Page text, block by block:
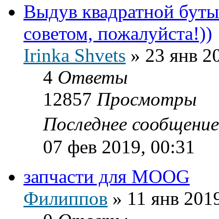
Выдув квадратной
советом, пожалуйста!))
Irinka Shvets » 23 янв
4 Ответы
12857 Просмотры
Последнее
07 фев 2019, 00:31
запчасти для MOOG
Филиппов » 11 янв